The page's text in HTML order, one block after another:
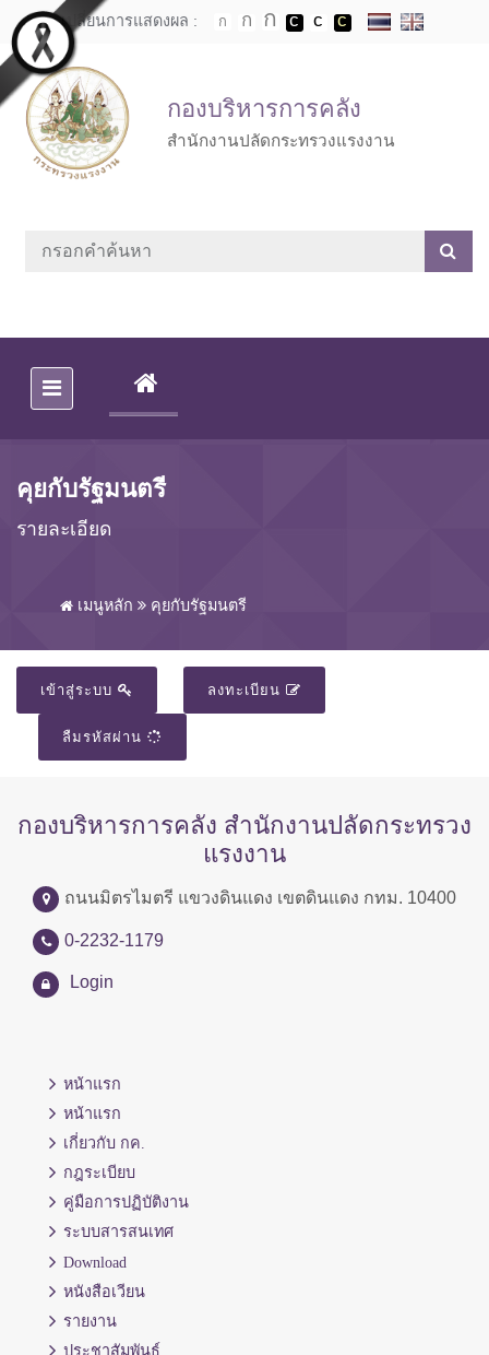
Skip to main content
เปลี่ยนการแสดงผล :
กองบริหารการคลัง
สำนักงานปลัดกระทรวงแรงงาน
(CURRENT)
คุยกับรัฐมนตรี
รายละเอียด
เมนูหลัก คุยกับรัฐมนตรี
เข้าสู่ระบบ ลงทะเบียน
ลืมรหัสผ่าน
กองบริหารการคลัง สำนักงานปลัดกระทรวง
แรงงาน
ถนนมิตรไมตรี แขวงดินแดง เขตดินแดง กทม. 10400
0-2232-1179
Login
หน้าแรก
หน้าแรก
เกี่ยวกับ กค.
กฎระเบียบ
คู่มือการปฏิบัติงาน
ระบบสารสนเทศ
Download
หนังสือเวียน
รายงาน
ประชาสัมพันธ์